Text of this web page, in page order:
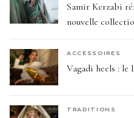
Samir Kerzabi
nouvelle
ACCESSOIRES
Vagadi heels :
TRADITIONS